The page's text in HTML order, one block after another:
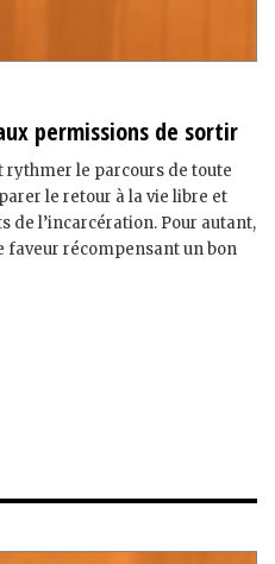
permissions de sortir
le parcours de toute
le retour à la vie libre et
de l’incarcération. Pour autant,
faveur récompensant un bon